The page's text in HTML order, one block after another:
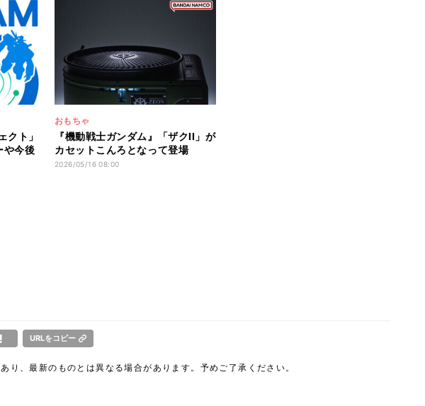
クト」
や今後
おもちゃ
『機動戦士ガンダム』「ザクII」が
カセットこんろとなって登場
2026/05/16 08:00
URLをコピー
り、最新のものとは異なる場合があります。予めご了承ください。